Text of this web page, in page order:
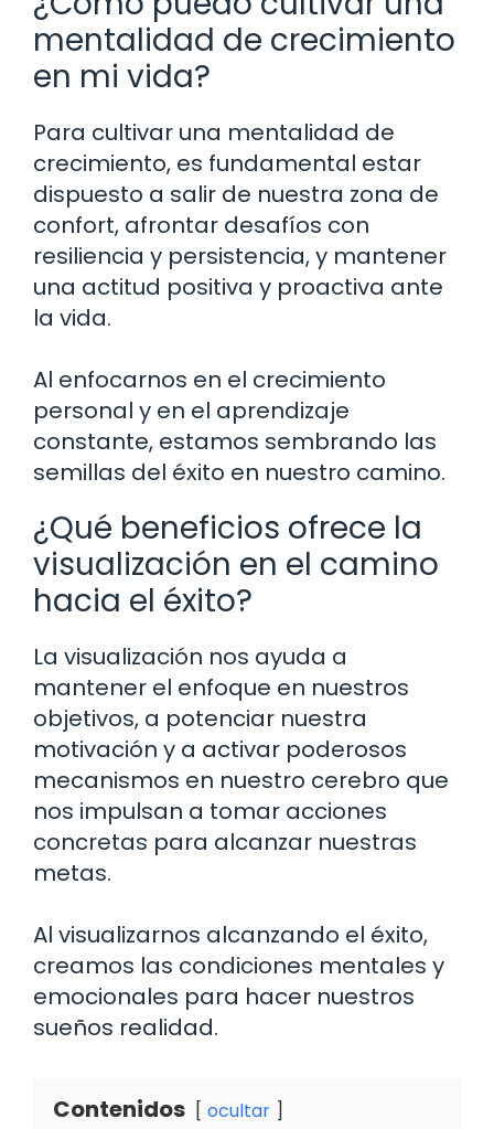
mentalidad de crecimiento
en mi vida?
Para cultivar una mentalidad de
crecimiento, es fundamental estar
dispuesto a salir de nuestra zona de
confort, afrontar desafíos con
resiliencia y persistencia, y mantener
una actitud positiva y proactiva ante
la vida.
Al enfocarnos en el crecimiento
personal y en el aprendizaje
constante, estamos sembrando las
semillas del éxito en nuestro camino.
¿Qué beneficios ofrece la
visualización en el camino
hacia el éxito?
La visualización nos ayuda a
mantener el enfoque en nuestros
objetivos, a potenciar nuestra
motivación y a activar poderosos
mecanismos en nuestro cerebro que
nos impulsan a tomar acciones
concretas para alcanzar nuestras
metas.
Al visualizarnos alcanzando el éxito,
creamos las condiciones mentales y
emocionales para hacer nuestros
sueños realidad.
Contenidos ocultar